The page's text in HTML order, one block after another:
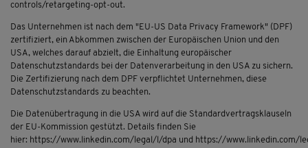
controls/retargeting-opt-out.
Das Unternehmen ist nach dem "EU-US Data Privacy Framework" (DPF)
zertifiziert, ein Abkommen zwischen der Europäischen Union und den
USA, welches darauf abzielt, die Einhaltung europäischer
Datenschutzstandards bei der Datenverarbeitung in den USA zu sichern.
Die Zertifizierung nach dem DPF verpflichtet Unternehmen, diese
Datenschutzstandards zu beachten.
Die Datenübertragung in die USA wird auf die Standardvertragsklauseln
der EU-Kommission gestützt. Details finden Sie
hier: https://www.linkedin.com/legal/l/dpa und https://www.linkedin.com/